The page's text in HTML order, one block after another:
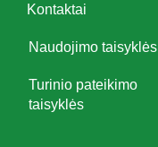
Kontaktai
Naudojimo taisyklės
Turinio pateikimo
taisyklės